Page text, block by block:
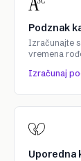
Podznak
Izračunajte
vremena
Izračunaj
Uporedna